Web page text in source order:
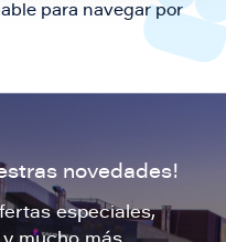
para navegar por
novedades!
especiales,